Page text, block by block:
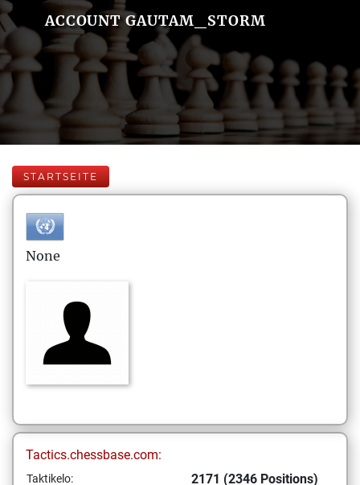
ACCOUNT GAUTAM_STORM
STARTSEITE
None
Tactics.chessbase.com:
Taktikelo: 2171 (2346 Positions)